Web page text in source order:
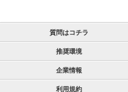
質問はコチラ
推奨環境
企業情報
利用規約